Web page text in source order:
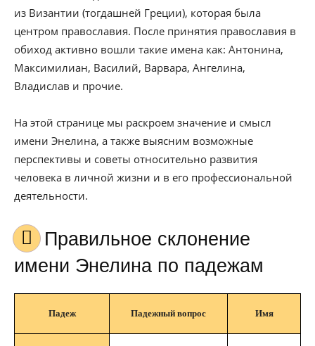
из Византии (тогдашней Греции), которая была
центром православия. После принятия православия в
обиход активно вошли такие имена как: Антонина,
Максимилиан, Василий, Варвара, Ангелина,
Владислав и прочие.
На этой странице мы раскроем значение и смысл
имени Энелина, а также выясним возможные
перспективы и советы относительно развития
человека в личной жизни и в его профессиональной
деятельности.
Правильное склонение
имени Энелина по падежам
Падеж Падежный вопрос Имя